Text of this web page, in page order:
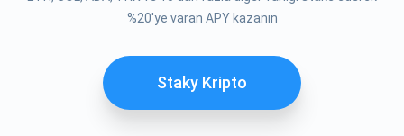
%20'ye varan APY kazanın
Staky Kripto